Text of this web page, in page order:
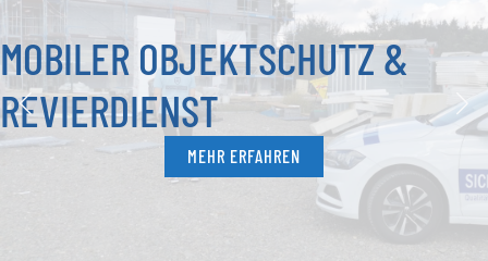
MOBILER OBJEKTSCHUTZ &
REVIERDIENST
MEHR ERFAHREN